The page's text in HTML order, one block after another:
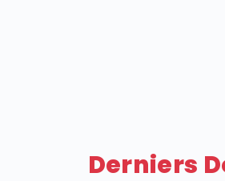
Derniers